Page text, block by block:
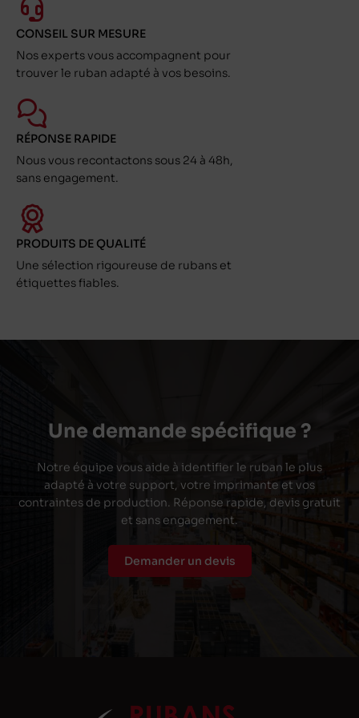
CONSEIL SUR MESURE
Nos experts vous accompagnent pour
trouver le ruban adapté à vos besoins.
RÉPONSE RAPIDE
Nous vous recontactons sous 24 à 48h,
sans engagement.
PRODUITS DE QUALITÉ
Une sélection rigoureuse de rubans et
étiquettes fiables.
Une demande spécifique ?
Notre équipe vous aide à identifier le ruban le plus
adapté à votre support, votre imprimante et vos
contraintes de production. Réponse rapide, devis gratuit
et sans engagement.
Demander un devis